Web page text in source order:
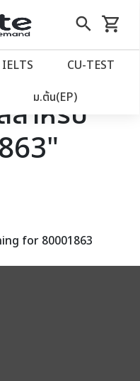
close
search
Skip
to
shopping_cart
รถเข็น
IELTS CU‑TEST
ม.ต้น(EP)
ำหรับ
for 80001863